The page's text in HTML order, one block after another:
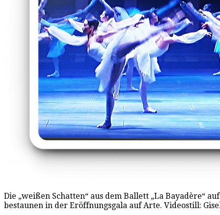
Die „weißen Schatten“ aus dem Ballett „La Bayadère“
bestaunen in der Eröffnungsgala auf Arte. Videostill: